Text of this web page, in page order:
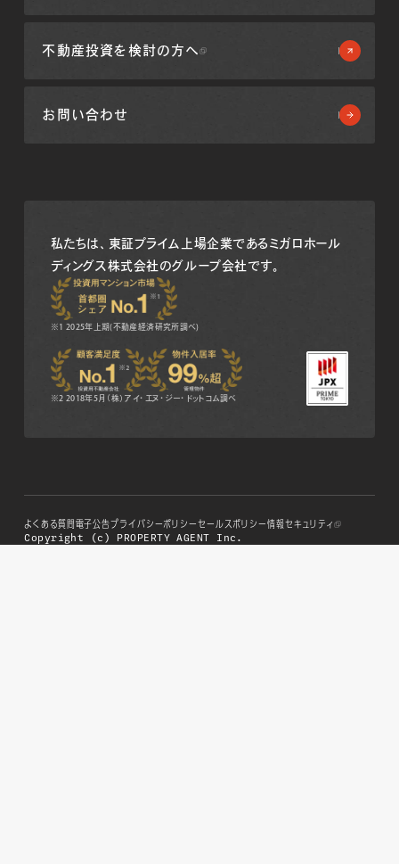
不動産投資を 検討の方へ
お問い合わせ
私たちは、東証プライム上場企業である ミガロホール
ディングス株式会社のグループ会社です。
※1 2025年上期(不動産経済研究所調べ)
※2 2018年5月（株）アイ・エヌ・ジー・ドットコム調べ
よくある質問電子公告プライバシーポリシーセールスポリシー情報セキュリティ
Copyright (c) PROPERTY AGENT Inc.